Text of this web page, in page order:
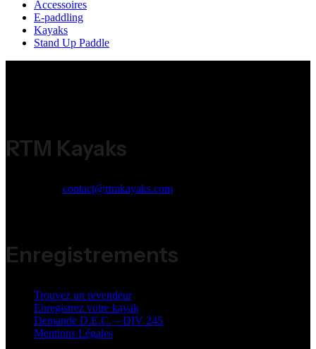
Accessoires
E-paddling
Kayaks
Stand Up Paddle
RTM Kayaks
contact@rtmkayaks.com
Enregistrements
Trouvez un revendeur
Enregistrez votre kayak
Demande D.E.C. – DIV 245
Mentions Légales